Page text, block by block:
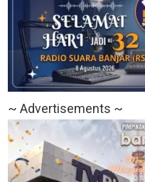
~ Advertisements ~